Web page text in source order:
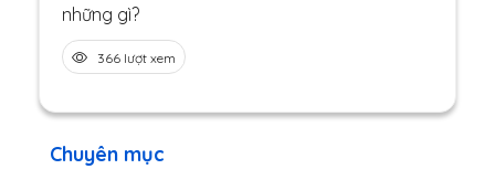
Chuyên mục
những gì?
366 lượt xem